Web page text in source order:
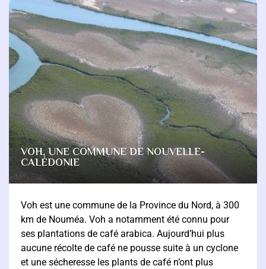
VOH, UNE COMMUNE DE NOUVELLE-
CALÉDONIE
Voh est une commune de la Province du Nord, à 300
km de Nouméa. Voh a notamment été connu pour
ses plantations de café arabica. Aujourd’hui plus
aucune récolte de café ne pousse suite à un cyclone
et une sécheresse les plants de café n’ont plus